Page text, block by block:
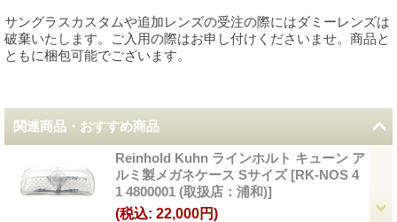
サングラスカスタムや追加レンズの受注の際にはダミーレンズは
破棄いたします。ご入用の際はお申し付けくださいませ。商品と
ともに梱包可能でございます。
関連商品・おすすめ商品
Reinhold Kuhn ラインホルト キューン ア
ルミ製メガネケース Sサイズ [RK-NOS 4
1 4800001 (取扱店：浦和)]
(税込: 22,000円)